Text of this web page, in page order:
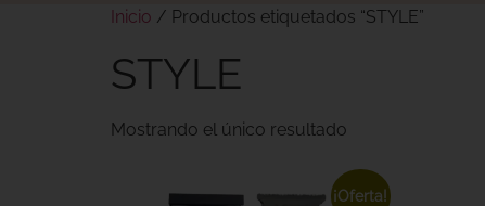
Inicio / Productos etiquetados “STYLE”
STYLE
Mostrando el único resultado
¡Oferta!